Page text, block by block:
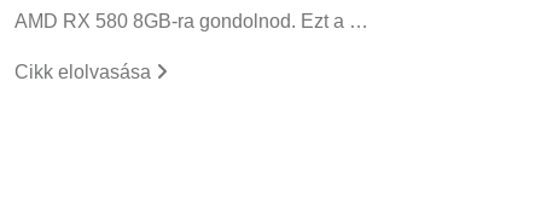
AMD RX 580 8GB-ra gondolnod. Ezt a …
Cikk elolvasása